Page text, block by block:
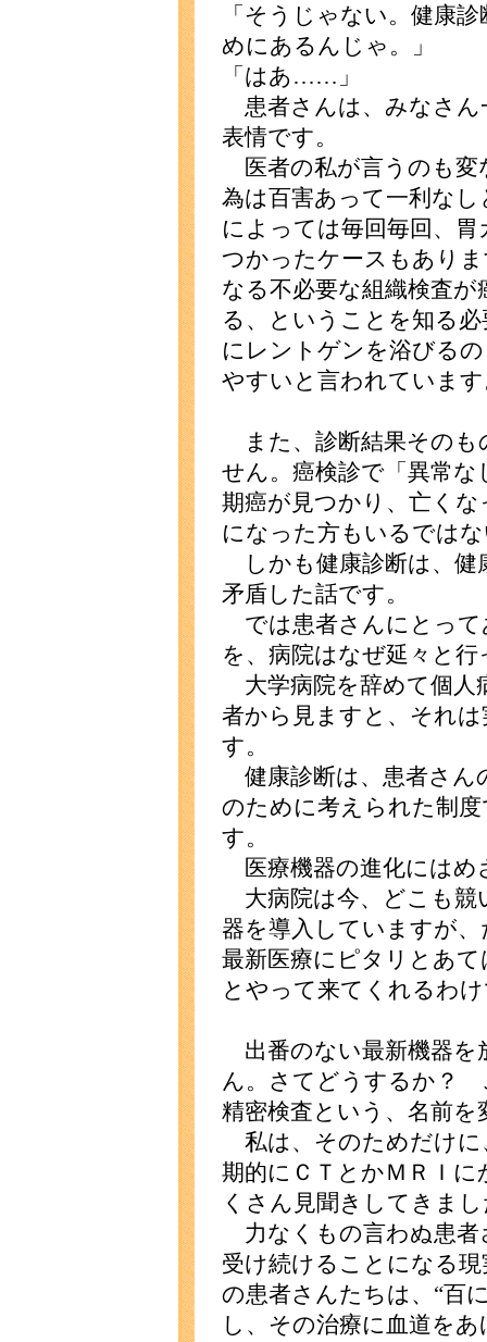
「そうじゃない。健康
めにあるんじゃ。」
「はあ……」
患者さんは、みなさん
表情です。
医者の私が言うのも変
為は百害あって一利な
によっては毎回毎回、
つかったケースもあり
なる不必要な組織検査
る、ということを知る
にレントゲンを浴びる
やすいと言われていま
また、診断結果そのも
せん。癌検診で「異常
期癌が見つかり、亡く
になった方もいるでは
しかも健康診断は、健
矛盾した話です。
では患者さんにとって
を、病院はなぜ延々と
大学病院を辞めて個人
者から見ますと、それ
す。
健康診断は、患者さん
のために考えられた制
す。
医療機器の進化にはめ
大病院は今、どこも競
器を導入していますが
最新医療にピタリとあ
とやって来てくれるわ
出番のない最新機器を
ん。さてどうするか？
精密検査という、名前
私は、そのためだけに
期的にＣＴとかＭＲＩ
くさん見聞きしてきま
力なくもの言わぬ患者
受け続けることになる
の患者さんたちは、“百
し、その治療に血道を